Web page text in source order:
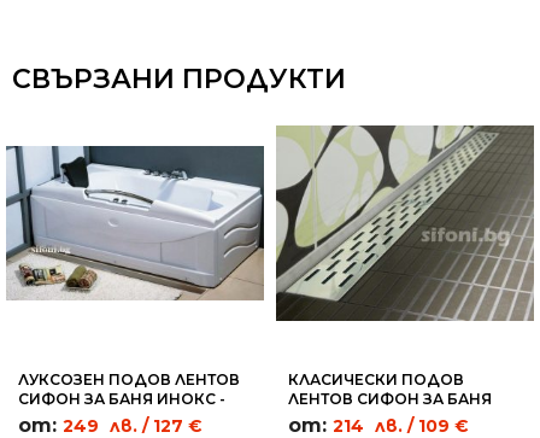
СВЪРЗАНИ ПРОДУКТИ
ЛУКСОЗЕН ПОДОВ ЛЕНТОВ
СИФОН ЗА БАНЯ ИНОКС -
SL05
от: 249 лв. / 127 €
КЛАСИЧЕСКИ ПОДОВ
ЛЕНТОВ СИФОН ЗА БАНЯ
ПРАВОЪГЪЛНИЦИ - LC02
от: 214 лв. / 109 €